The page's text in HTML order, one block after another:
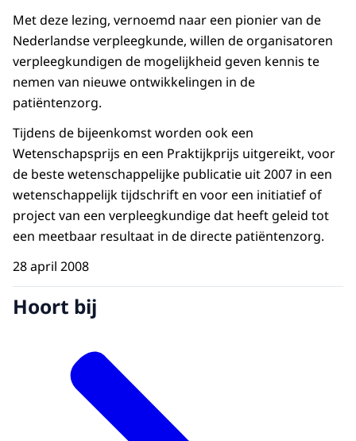
Met deze lezing, vernoemd naar een pionier van de
Nederlandse verpleegkunde, willen de organisatoren
verpleegkundigen de mogelijkheid geven kennis te
nemen van nieuwe ontwikkelingen in de
patiëntenzorg.
Tijdens de bijeenkomst worden ook een
Wetenschapsprijs en een Praktijkprijs uitgereikt, voor
de beste wetenschappelijke publicatie uit 2007 in een
wetenschappelijk tijdschrift en voor een initiatief of
project van een verpleegkundige dat heeft geleid tot
een meetbaar resultaat in de directe patiëntenzorg.
28 april 2008
Hoort bij